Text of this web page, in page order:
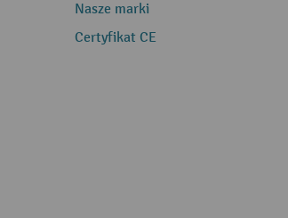
Nasze marki
Certyfikat CE